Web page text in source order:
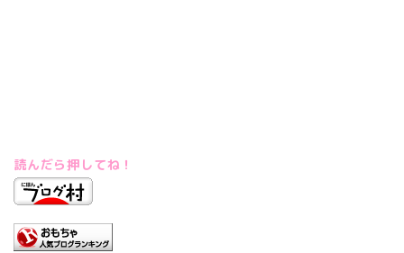
読んだら押してね！